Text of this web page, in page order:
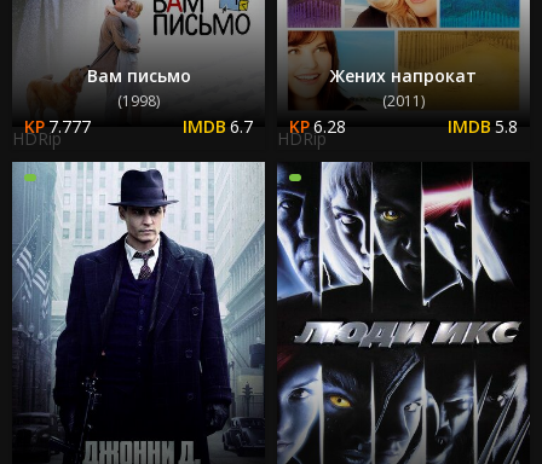
Вам письмо
(1998)
7.777 6.7
HDRip
Жених напрокат
(2011)
6.28 5.8
HDRip